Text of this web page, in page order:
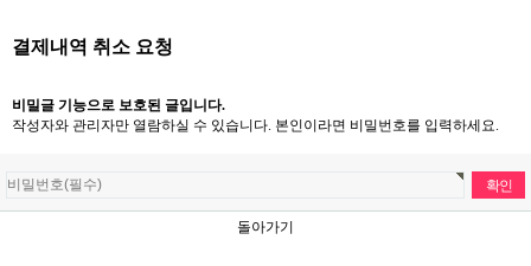
결제내역 취소 요청
비밀글 기능으로 보호된 글입니다.
작성자와 관리자만 열람하실 수 있습니다. 본인이라면 비밀번호를 입력하세요.
돌아가기